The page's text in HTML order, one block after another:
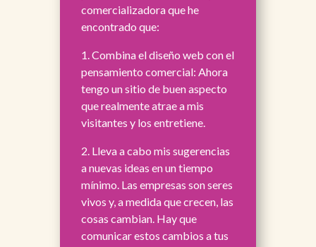
comercializadora que he
encontrado que:
1. Combina el diseño web con el
pensamiento comercial: Ahora
tengo un sitio de buen aspecto
que realmente atrae a mis
visitantes y los entretiene.
2. Lleva a cabo mis sugerencias
a nuevas ideas en un tiempo
mínimo. Las empresas son seres
vivos y, a medida que crecen, las
cosas cambian. Hay que
comunicar estos cambios a tus